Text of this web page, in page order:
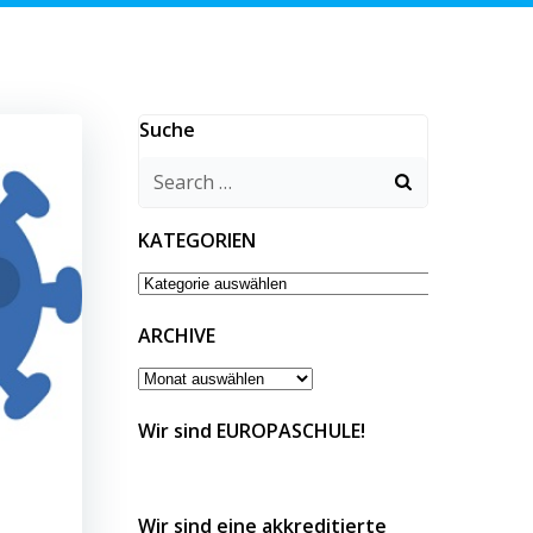
Suche
Search
KATEGORIEN
KATEGORIEN
ARCHIVE
ARCHIVE
Wir sind EUROPASCHULE!
Wir sind eine akkreditierte